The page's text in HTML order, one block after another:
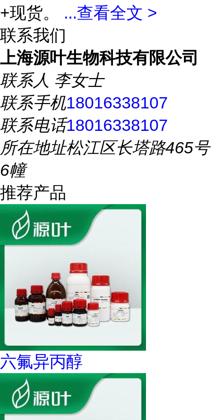
+现货。 ...查看全文 >
联系我们
上海源叶生物科技有限公司
联系人 李女士
联系手机18016338107
联系电话18016338107
所在地址松江区长塔路465号
6幢
推荐产品
六氟异丙醇